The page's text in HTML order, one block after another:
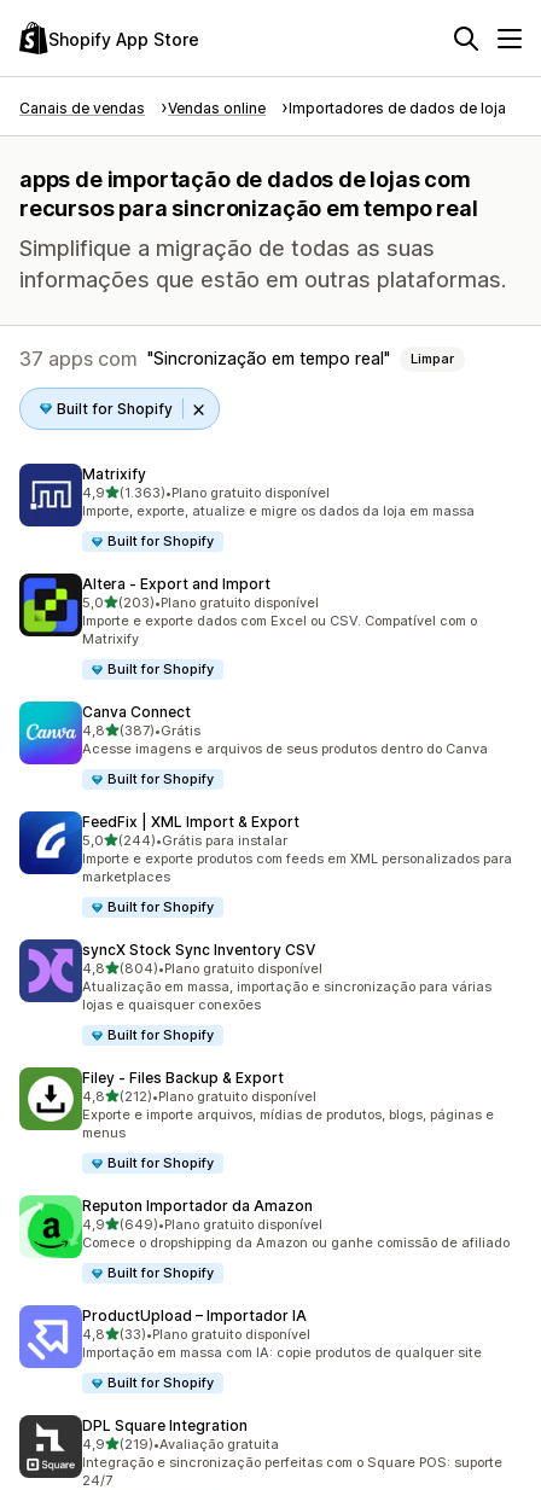
Shopify App Store
Canais de vendas Vendas online Importadores de dados de loja
apps de importação de dados de lojas com
recursos para sincronização em tempo real
Simplifique a migração de todas as suas
informações que estão em outras plataformas.
37 apps com Sincronização em tempo real Limpar
Built for Shopify
Matrixify
4,9de 5 estrelas
(1.363)
1363 avaliações ao todo
•Plano gratuito disponível
Importe, exporte, atualize e migre os dados da loja em massa
Built for Shopify
Altera ‑ Export and Import
5,0de 5 estrelas
(203)
203 avaliações ao todo
•Plano gratuito disponível
Importe e exporte dados com Excel ou CSV. Compatível com o
Matrixify
Built for Shopify
Canva Connect
4,8de 5 estrelas
(387)
387 avaliações ao todo
•Grátis
Acesse imagens e arquivos de seus produtos dentro do Canva
Built for Shopify
FeedFix | XML Import & Export
5,0de 5 estrelas
(244)
244 avaliações ao todo
•Grátis para instalar
Importe e exporte produtos com feeds em XML personalizados para
marketplaces
Built for Shopify
syncX Stock Sync Inventory CSV
4,8de 5 estrelas
(804)
804 avaliações ao todo
•Plano gratuito disponível
Atualização em massa, importação e sincronização para várias
lojas e quaisquer conexões
Built for Shopify
Filey ‑ Files Backup & Export
4,8de 5 estrelas
(212)
212 avaliações ao todo
•Plano gratuito disponível
Exporte e importe arquivos, mídias de produtos, blogs, páginas e
menus
Built for Shopify
Reputon Importador da Amazon
4,9de 5 estrelas
(649)
649 avaliações ao todo
•Plano gratuito disponível
Comece o dropshipping da Amazon ou ganhe comissão de afiliado
Built for Shopify
ProductUpload – Importador IA
4,8de 5 estrelas
(33)
33 avaliações ao todo
•Plano gratuito disponível
Importação em massa com IA: copie produtos de qualquer site
Built for Shopify
DPL Square Integration
4,9de 5 estrelas
(219)
219 avaliações ao todo
•Avaliação gratuita
Integração e sincronização perfeitas com o Square POS: suporte
24/7